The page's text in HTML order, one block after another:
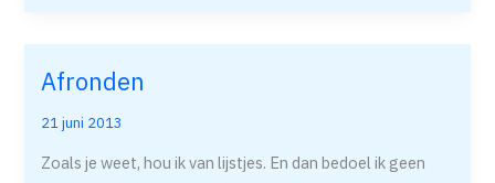
Afronden
21 juni 2013
Zoals je weet, hou ik van lijstjes. En dan bedoel ik geen
Afronden